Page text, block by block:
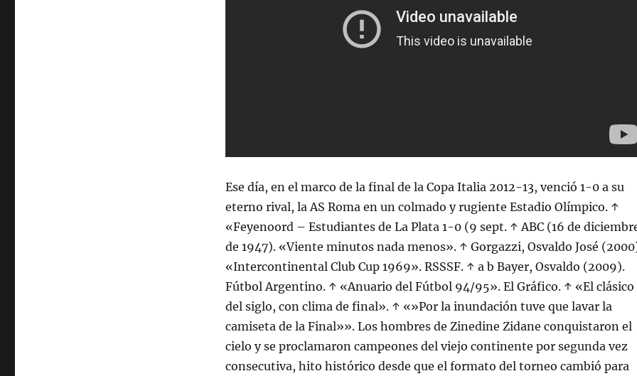
Ese día, en el marco de la final de la Copa Italia 2012-13, venció 1-0 a su
eterno rival, la AS Roma en un colmado y rugiente Estadio Olímpico. ↑
«Feyenoord – Estudiantes de La Plata 1-0 (9 sept. ↑ ABC (16 de
de 1947). «Viente minutos nada menos». ↑ Gorgazzi, Osvaldo José
«Intercontinental Club Cup 1969». RSSSF. ↑ a b Bayer, Osvaldo (2009).
Fútbol Argentino. ↑ «Anuario del Fútbol 94/95». El Gráfico. ↑ «El clásico
del siglo, con clima de final». ↑ «»Por la inundación tuve que lavar la
camiseta de la Final»». Los hombres de Zinedine Zidane conquistaron el
cielo y se proclamaron campeones del viejo continente por segunda vez
consecutiva, hito histórico desde que el formato del torneo cambió para